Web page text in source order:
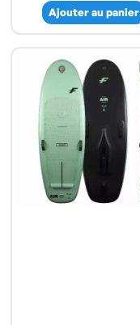
Ajouter au panier